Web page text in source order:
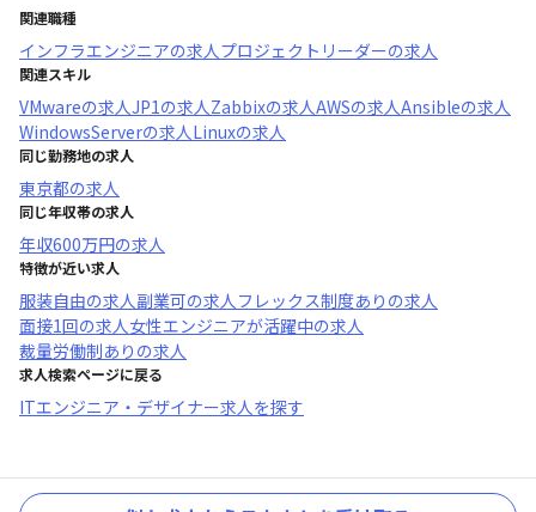
関連職種
インフラエンジニアの求人プロジェクトリーダーの求人
関連スキル
VMwareの求人JP1の求人Zabbixの求人AWSの求人Ansibleの求人
WindowsServerの求人Linuxの求人
同じ勤務地の求人
東京都の求人
同じ年収帯の求人
年収600万円の求人
特徴が近い求人
服装自由の求人副業可の求人フレックス制度あり の求人
面接1回の求人女性エンジニアが活躍中の求人
裁量労働制あり の求人
求人検索ページに戻る
ITエンジニア・デザイナー求人を探す